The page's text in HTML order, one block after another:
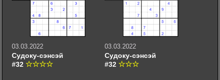
03.03.2022
Судоку-сэнсэй
#32
03.03.2022
Судоку-сэнсэй
#32